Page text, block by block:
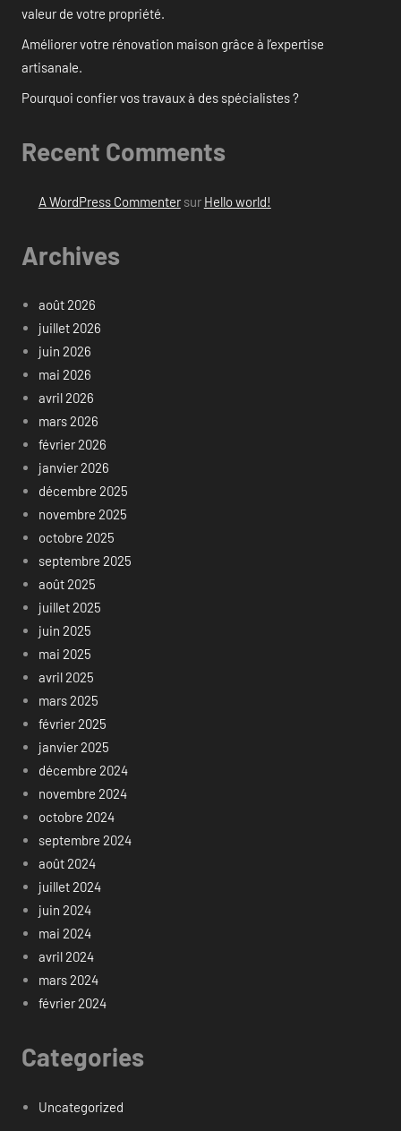
valeur de votre propriété.
Améliorer votre rénovation maison grâce à l’expertise
artisanale.
Pourquoi confier vos travaux à des spécialistes ?
Recent Comments
A WordPress Commentersur Hello world!
Archives
août 2026
juillet 2026
juin 2026
mai 2026
avril 2026
mars 2026
février 2026
janvier 2026
décembre 2025
novembre 2025
octobre 2025
septembre 2025
août 2025
juillet 2025
juin 2025
mai 2025
avril 2025
mars 2025
février 2025
janvier 2025
décembre 2024
novembre 2024
octobre 2024
septembre 2024
août 2024
juillet 2024
juin 2024
mai 2024
avril 2024
mars 2024
février 2024
Categories
Uncategorized